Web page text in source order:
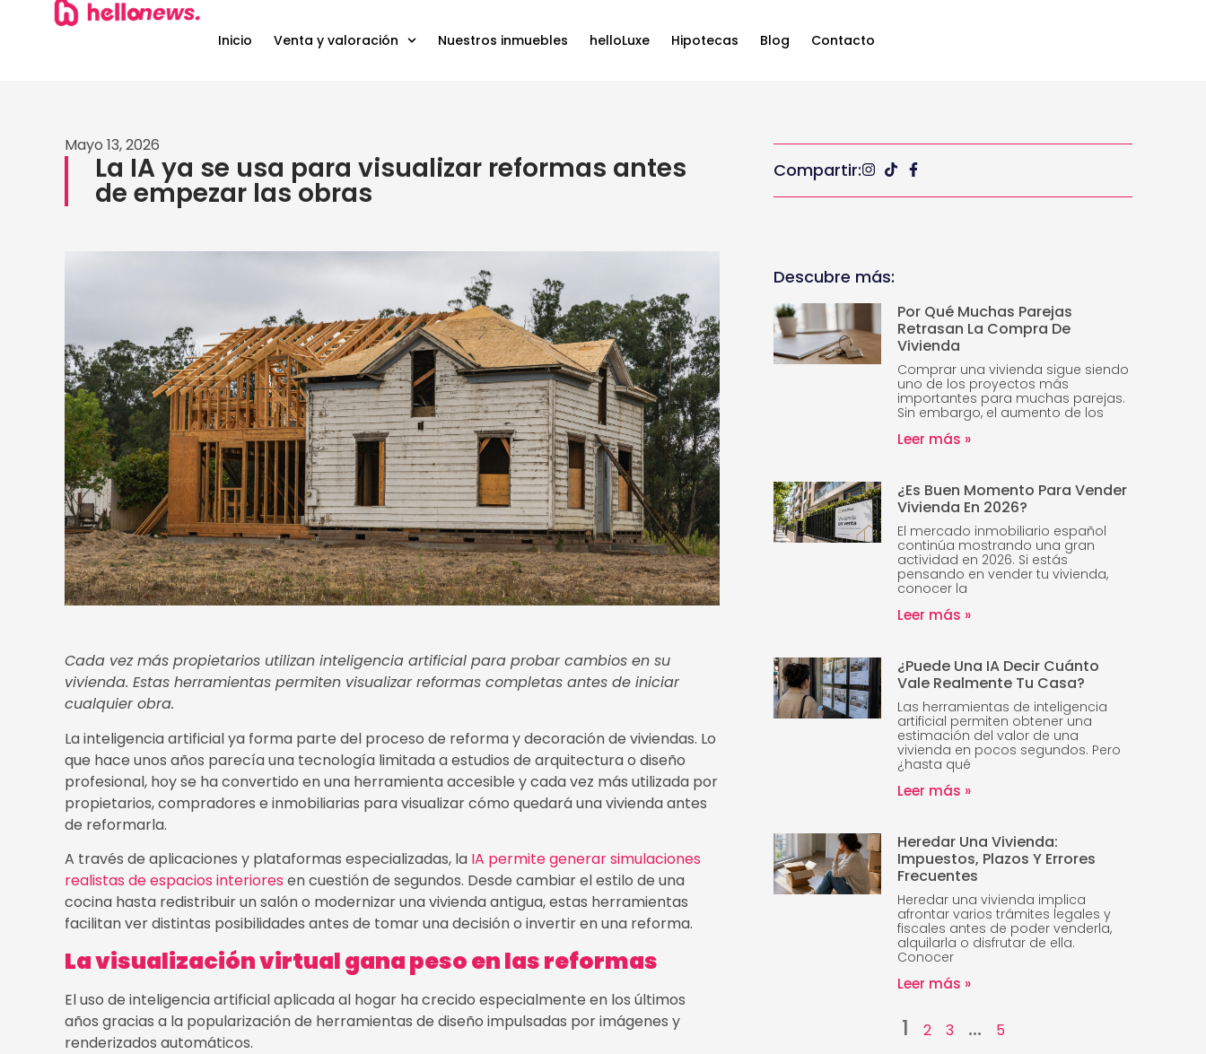
Inicio Venta y valoración Nuestros inmuebles helloLuxe Hipotecas Blog Contacto
Mayo 13, 2026
La IA ya se usa para visualizar reformas antes
de empezar las obras
Cada vez más propietarios utilizan inteligencia artificial para probar cambios en su
vivienda. Estas herramientas permiten visualizar reformas completas antes de iniciar
cualquier obra.
La inteligencia artificial ya forma parte del proceso de reforma y decoración de viviendas. Lo
que hace unos años parecía una tecnología limitada a estudios de arquitectura o diseño
profesional, hoy se ha convertido en una herramienta accesible y cada vez más utilizada por
propietarios, compradores e inmobiliarias para visualizar cómo quedará una vivienda antes
de reformarla.
A través de aplicaciones y plataformas especializadas, la IA permite generar simulaciones
realistas de espacios interiores en cuestión de segundos. Desde cambiar el estilo de una
cocina hasta redistribuir un salón o modernizar una vivienda antigua, estas herramientas
facilitan ver distintas posibilidades antes de tomar una decisión o invertir en una reforma.
La visualización virtual gana peso en las reformas
El uso de inteligencia artificial aplicada al hogar ha crecido especialmente en los últimos
años gracias a la popularización de herramientas de diseño impulsadas por imágenes y
renderizados automáticos.
Compartir:
Descubre más:
Por Qué Muchas Parejas
Retrasan La Compra De
Vivienda
Comprar una vivienda sigue siendo
uno de los proyectos más
importantes para muchas parejas.
Sin embargo, el aumento de los
Leer más »
¿Es Buen Momento Para Vender
Vivienda En 2026?
El mercado inmobiliario español
continúa mostrando una gran
actividad en 2026. Si estás
pensando en vender tu vivienda,
conocer la
Leer más »
¿Puede Una IA Decir Cuánto
Vale Realmente Tu Casa?
Las herramientas de inteligencia
artificial permiten obtener una
estimación del valor de una
vivienda en pocos segundos. Pero
¿hasta qué
Leer más »
Heredar Una Vivienda:
Impuestos, Plazos Y Errores
Frecuentes
Heredar una vivienda implica
afrontar varios trámites legales y
fiscales antes de poder venderla,
alquilarla o disfrutar de ella.
Conocer
Leer más »
1 2 3 … 5